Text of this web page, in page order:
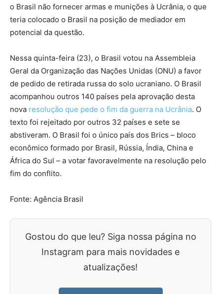
o Brasil não fornecer armas e munições à Ucrânia, o que
teria colocado o Brasil na posição de mediador em
potencial da questão.
Nessa quinta-feira (23), o Brasil votou na Assembleia
Geral da Organização das Nações Unidas (ONU) a favor
de pedido de retirada russa do solo ucraniano. O Brasil
acompanhou outros 140 países pela aprovação desta
nova resolução que pede o fim da guerra na Ucrânia. O
texto foi rejeitado por outros 32 países e sete se
abstiveram. O Brasil foi o único país dos Brics – bloco
econômico formado por Brasil, Rússia, Índia, China e
África do Sul – a votar favoravelmente na resolução pelo
fim do conflito.
Fonte: Agência Brasil
Gostou do que leu? Siga nossa página no
Instagram para mais novidades e
atualizações!